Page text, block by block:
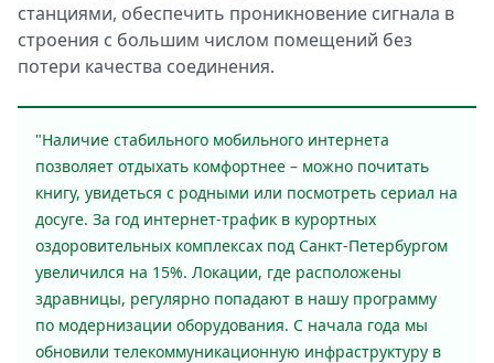
станциями, обеспечить проникновение сигнала в
строения с большим числом помещений без
потери качества соединения.
"Наличие стабильного мобильного интернета
позволяет отдыхать комфортнее – можно почитать
книгу, увидеться с родными или посмотреть сериал на
досуге. За год интернет-трафик в курортных
оздоровительных комплексах под Санкт-Петербургом
увеличился на 15%. Локации, где расположены
здравницы, регулярно попадают в нашу программу
по модернизации оборудования. С начала года мы
обновили телекоммуникационную инфраструктуру в